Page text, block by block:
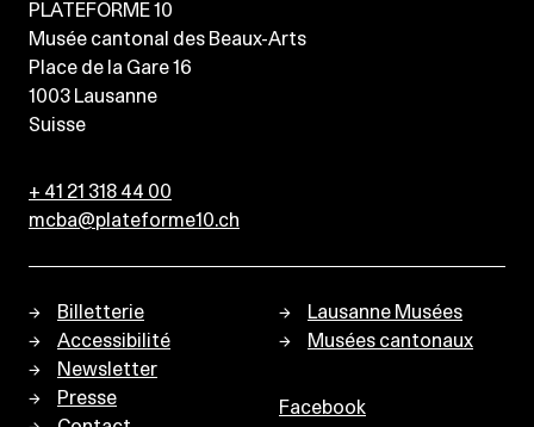
PLATEFORME 10
Musée cantonal des Beaux-Arts
Place de la Gare 16
1003 Lausanne
Suisse
+ 41 21 318 44 00
mcba@plateforme10.ch
Billetterie
Accessibilité
Newsletter
Presse
Lausanne Musées
Musées cantonaux
Facebook